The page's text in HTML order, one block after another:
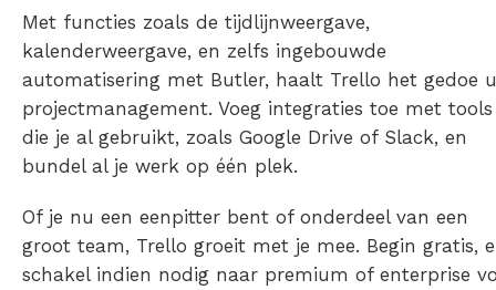
Met functies zoals de tijdlijnweergave,
kalenderweergave, en zelfs ingebouwde
automatisering met Butler, haalt Trello het gedoe
projectmanagement. Voeg integraties toe met tools
die je al gebruikt, zoals Google Drive of Slack, en
bundel al je werk op één plek.
Of je nu een eenpitter bent of onderdeel van een
groot team, Trello groeit met je mee. Begin gratis,
schakel indien nodig naar premium of enterprise